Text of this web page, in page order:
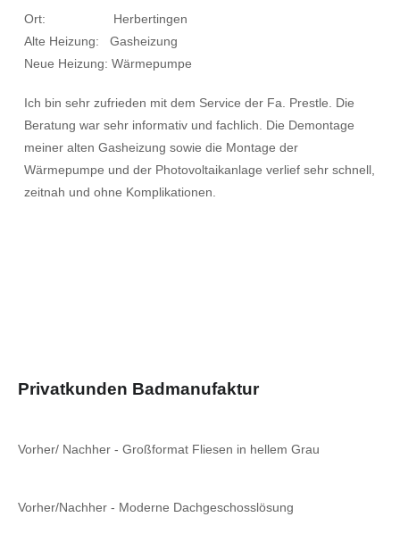
Ort: Herbertingen
Alte Heizung: Gasheizung
Neue Heizung: Wärmepumpe
Ich bin sehr zufrieden mit dem Service der Fa. Prestle. Die
Beratung war sehr informativ und fachlich. Die Demontage
meiner alten Gasheizung sowie die Montage der
Wärmepumpe und der Photovoltaikanlage verlief sehr schnell,
zeitnah und ohne Komplikationen.
Privatkunden Badmanufaktur
Vorher/ Nachher - Großformat Fliesen in hellem Grau
Vorher/Nachher - Moderne Dachgeschosslösung